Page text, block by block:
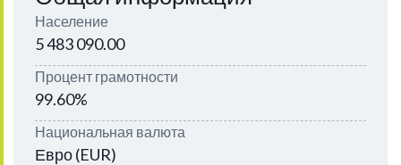
Население
5 483 090.00
Процент грамотности
99.60%
Национальная валюта
Евро (EUR)